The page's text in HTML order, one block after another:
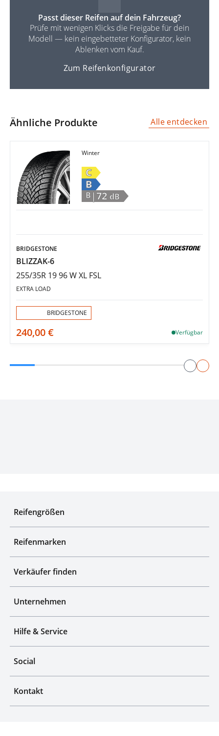
Passt dieser Reifen auf dein Fahrzeug?
Prüfe mit wenigen Klicks die Freigabe für dein
Modell — kein eingebetteter Konfigurator, kein
Ablenken vom Kauf.
Zum Reifenkonfigurator
Ähnliche Produkte Alle entdecken
Winter
C
B
B |72 dB
BRIDGESTONE
BLIZZAK-6
255/35R 19 96 W XL FSL
EXTRA LOAD
BRIDGESTONE
240,00 € Verfügbar
Reifengrößen
Reifenmarken
Verkäufer finden
Unternehmen
Hilfe & Service
Social
Kontakt